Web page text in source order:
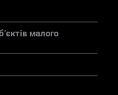
малого